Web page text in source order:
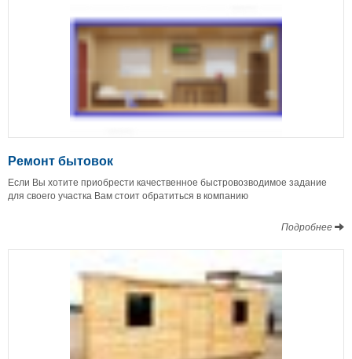
Ремонт бытовок
Если Вы хотите приобрести качественное быстровозводимое задание
для своего участка Вам стоит обратиться в компанию
Подробнее